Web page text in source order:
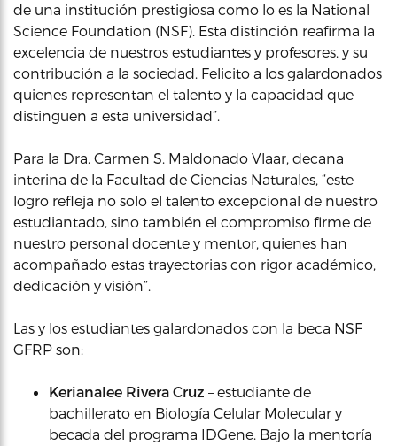
de una institución prestigiosa como lo es la National
Science Foundation (NSF). Esta distinción reafirma la
excelencia de nuestros estudiantes y profesores, y su
contribución a la sociedad. Felicito a los galardonados
quienes representan el talento y la capacidad que
distinguen a esta universidad”.
Para la Dra. Carmen S. Maldonado Vlaar, decana
interina de la Facultad de Ciencias Naturales, “este
logro refleja no solo el talento excepcional de nuestro
estudiantado, sino también el compromiso firme de
nuestro personal docente y mentor, quienes han
acompañado estas trayectorias con rigor académico,
dedicación y visión”.
Las y los estudiantes galardonados con la beca NSF
GFRP son:
Kerianalee Rivera Cruz – estudiante de
bachillerato en Biología Celular Molecular y
becada del programa IDGene. Bajo la mentoría